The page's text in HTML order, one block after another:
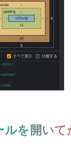
ルを開いて